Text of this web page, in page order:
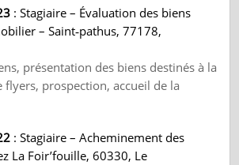
: Stagiaire – Évaluation des biens
– Saint‑pathus, 77178,
présentation des biens destinés à la
flyers, prospection, accueil de la
: Stagiaire – Acheminement des
La Foir’fouille, 60330, Le